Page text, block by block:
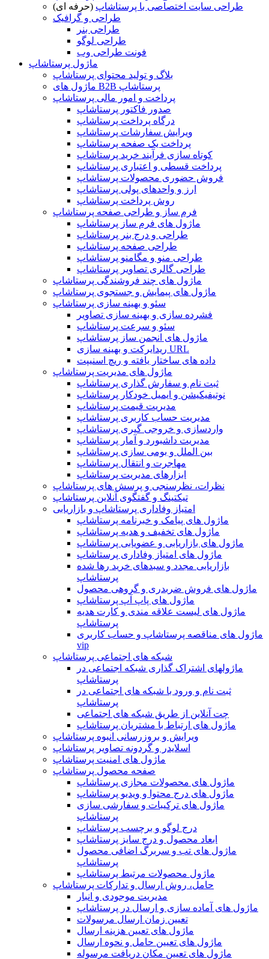
طراحی سایت اختصاصی با پرستاشاپ (حرفه ای)
طراحی و گرافیک
طراحی بنر
طراحی لوگو
فونت طراحی وب
ماژول پرستاشاپ
بلاگ و تولید محتوای پرستاشاپ
ماژول های B2B پرستاشاپ
پرداخت و امور مالی پرستاشاپ
صدور فاکتور پرستاشاپ
درگاه پرداخت پرستاشاپ
ویرایش سفارشات پرستاشاپ
پرداخت یک صفحه پرستاشاپ
کوتاه سازی فرآیند خرید پرستاشاپ
پرداخت قسطی و اعتباری پرستاشاپ
فروش حضوری محصولات پرستاشاپ
ارز و واحدهای پولی پرستاشاپ
روش پرداخت پرستاشاپ
فرم ساز و طراحی صفحه پرستاشاپ
ماژول های فرم ساز پرستاشاپ
طراحی و درج بنر پرستاشاپ
طراحی صفحه پرستاشاپ
طراحی منو و مگامنو پرستاشاپ
طراحی گالری تصاویر پرستاشاپ
ماژول های چند فروشندگی پرستاشاپ
ماژول های پیمایش و جستجوی پرستاشاپ
سئو و بهینه سازی پرستاشاپ
فشرده سازی و بهینه سازی تصاویر
سئو و سرعت پرستاشاپ
ماژول های انجمن ساز پرستاشاپ
ریدایرکت و بهینه سازی URL
داده های ساختار یافته و ریچ اسنیپت
ماژول های مدیریت پرستاشاپ
ثبت نام و سفارش گذاری پرستاشاپ
نوتیفیکیشن و ایمیل خودکار پرستاشاپ
مدیریت قیمت پرستاشاپ
مدیریت حساب کاربری پرستاشاپ
واردسازی و خروجی گیری پرستاشاپ
مدیریت داشبورد و آمار پرستاشاپ
بین الملل و بومی سازی پرستاشاپ
مهاجرت و انتقال پرستاشاپ
ابزارهای مدیریت پرستاشاپ
نظرات، نظرسنجی و پرسش های پرستاشاپ
تیکتینگ و گفتگوی آنلاین پرستاشاپ
امتیاز وفاداری پرستاشاپ و بازاریابی
ماژول های پیامک و خبرنامه پرستاشاپ
ماژول های تخفیف و هدیه پرستاشاپ
ماژول های بازاریابی و عضویابی پرستاشاپ
ماژول های امتیاز وفاداری پرستاشاپ
بازاریابی مجدد و سبدهای خرید رها شده
پرستاشاپ
ماژول های فروش ضربدری و گروهی محصول
ماژول های پاپ آپ پرستاشاپ
ماژول های لیست علاقه مندی و کارت هدیه
پرستاشاپ
ماژول های مناقصه پرستاشاپ و حساب کاربری
vip
شبکه های اجتماعی پرستاشاپ
ماژولهای اشتراک‌ گذاری شبکه اجتماعی در
پرستاشاپ
ثبت نام و ورود با شبکه های اجتماعی در
پرستاشاپ
چت آنلاین از طریق شبکه های اجتماعی
ماژول های ارتباط با مشتریان پرستاشاپ
ویرایش و بروزرسانی انبوه پرستاشاپ
اسلایدر و گردونه تصاویر پرستاشاپ
ماژول های امنیت پرستاشاپ
صفحه محصول پرستاشاپ
ماژول های محصولات مجازی پرستاشاپ
ماژول های درج محتوا و ویدیو پرستاشاپ
ماژول های ترکیبات و سفارشی سازی
پرستاشاپ
درج لوگو و برچسب پرستاشاپ
ابعاد محصول و درج سایز پرستاشاپ
ماژول های تب و سربرگ اضافی محصول
پرستاشاپ
ماژول محصولات مرتبط پرستاشاپ
حامل، روش ارسال و تدارکات پرستاشاپ
مدیریت موجودی و انبار
ماژول های آماده سازی و ارسال در پرستاشاپ
تعیین زمان ارسال مرسولات
ماژول های تعیین هزینه ارسال
ماژول های تعیین حامل و نحوه ارسال
ماژول های تعیین مکان دریافت مرسوله